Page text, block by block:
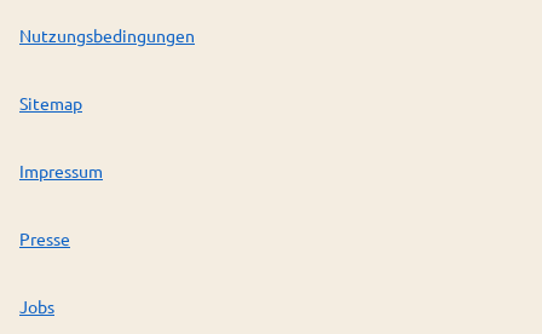
Nutzungsbedingungen
Sitemap
Impressum
Presse
Jobs